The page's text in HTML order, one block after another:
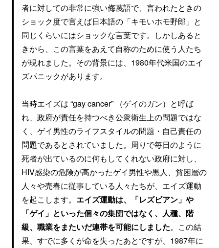
者に対しての非常に強い侮蔑語で、言われたときの
ショック度で言えば日本語の「キモいホモ野郎」と
同じくらいにはショックな言葉です。しかしあると
きから、この言葉をあえて自称のために使う人たち
が現れました。その背景には、1980年代米国のエイ
ズパニックがあります。
当時エイズは “gay cancer” （ゲイのガン）と呼ば
れ、政府が責任を持つべき公衆衛生上の問題ではな
く、ゲイ男性のライフスタイルの問題・自己責任の
問題であるとされていました。周りで毎日のように
死者が出ているのに何もしてくれない政府に対し、
HIV感染の危険が高かったゲイ男性や黒人、貧困層の
人々や売春に従事している人々たちが、エイズ運動
を起こします。 エイズ運動は、「レズビアン」や
「ゲイ」といった個々の集団ではなく、人種、階
級、職業をまたいだ連帯を可能にしました。この結
果、すでに多くが命を失ったあとですが、1987年に